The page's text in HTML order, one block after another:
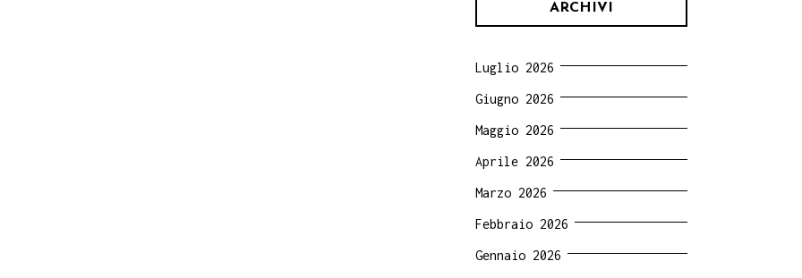
ARCHIVI
Luglio 2026
Giugno 2026
Maggio 2026
Aprile 2026
Marzo 2026
Febbraio 2026
Gennaio 2026